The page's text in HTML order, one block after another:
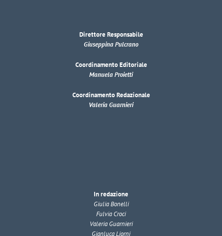
Direttore Responsabile
Giuseppina Pulcrano
Coordinamento Editoriale
Manuela Proietti
Coordinamento Redazionale
Valeria Guarnieri
In redazione
Giulia Bonelli
Fulvia Croci
Valeria Guarnieri
Gianluca Liorni